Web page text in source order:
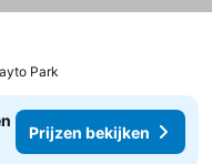
Park
Prijzen bekijken